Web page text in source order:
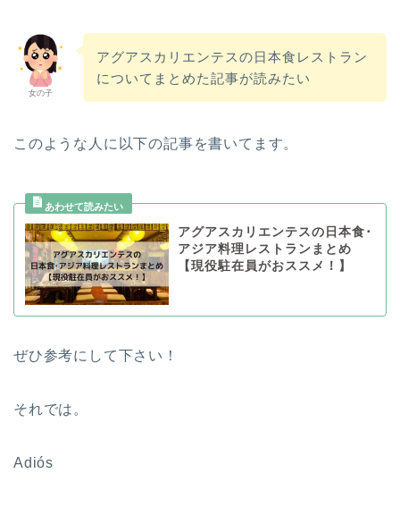
女の子
アグアスカリエンテスの日本食レストラン
についてまとめた記事が読みたい
このような人に以下の記事を書いてます。
アグアスカリエンテスの日本食･
アジア料理レストランまとめ
【現役駐在員がおススメ！】
ぜひ参考にして下さい！
それでは。
Adiós